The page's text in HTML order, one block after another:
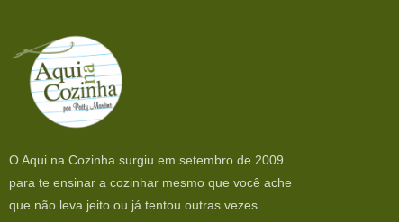
O Aqui na Cozinha surgiu em setembro de 2009
para te ensinar a cozinhar mesmo que você ache
que não leva jeito ou já tentou outras vezes.